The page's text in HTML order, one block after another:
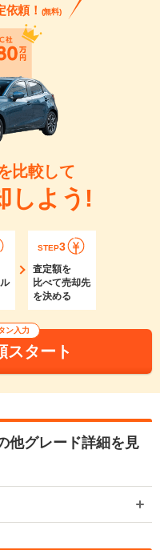
依頼！ (無料)
比較して
しよう!
STEP3
査定額を
比べて売却先
を決める
ン入力
スタート
他グレード詳細を見